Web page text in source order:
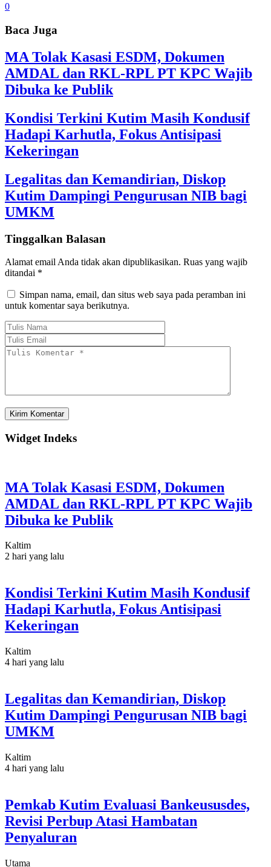
0
Baca Juga
MA Tolak Kasasi ESDM, Dokumen
AMDAL dan RKL-RPL PT KPC Wajib
Dibuka ke Publik
Kondisi Terkini Kutim Masih Kondusif
Hadapi Karhutla, Fokus Antisipasi
Kekeringan
Legalitas dan Kemandirian, Diskop
Kutim Dampingi Pengurusan NIB bagi
UMKM
Tinggalkan Balasan
Alamat email Anda tidak akan dipublikasikan. Ruas yang wajib
ditandai *
Simpan nama, email, dan situs web saya pada peramban ini
untuk komentar saya berikutnya.
Widget Indeks
MA Tolak Kasasi ESDM, Dokumen
AMDAL dan RKL-RPL PT KPC Wajib
Dibuka ke Publik
Kaltim
2 hari yang lalu
Kondisi Terkini Kutim Masih Kondusif
Hadapi Karhutla, Fokus Antisipasi
Kekeringan
Kaltim
4 hari yang lalu
Legalitas dan Kemandirian, Diskop
Kutim Dampingi Pengurusan NIB bagi
UMKM
Kaltim
4 hari yang lalu
Pemkab Kutim Evaluasi Bankeususdes,
Revisi Perbup Atasi Hambatan
Penyaluran
Utama